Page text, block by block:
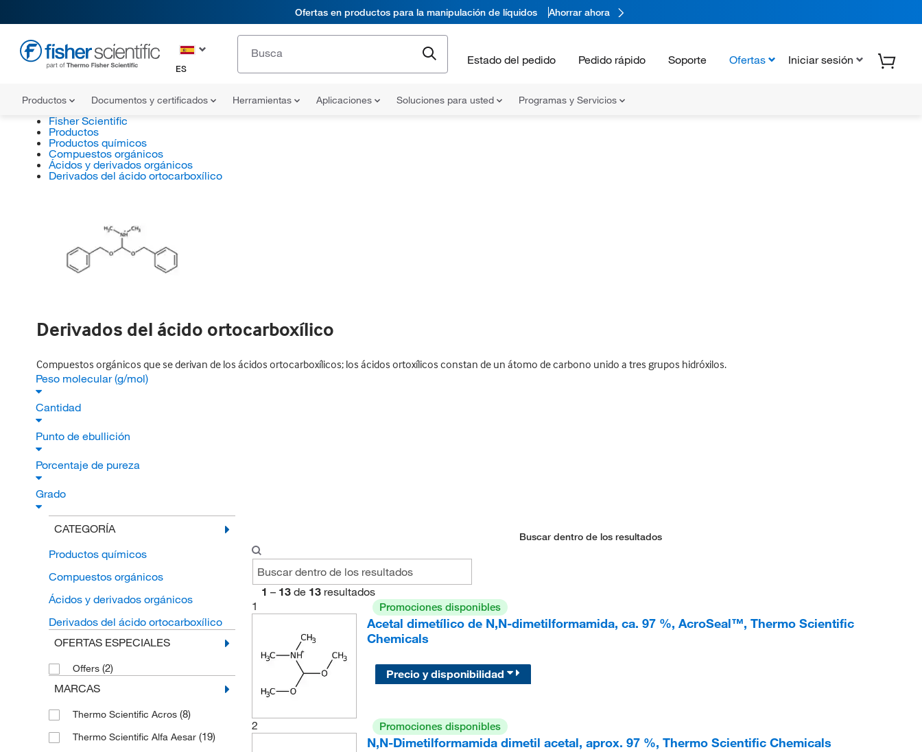
Ofertas en productos para la manipulación de líquidos Ahorrar ahora
ES
Estado del pedido Pedido rápido Soporte Ofertas Iniciar sesión
Productos Documentos y certificados Herramientas Aplicaciones Soluciones para usted Programas y Servicios
Fisher Scientific
Productos
Productos químicos
Compuestos orgánicos
Ácidos y derivados orgánicos
Derivados del ácido ortocarboxílico
Derivados del ácido ortocarboxílico
Compuestos orgánicos que se derivan de los ácidos ortocarboxílicos; los ácidos ortoxílicos constan de un átomo de carbono unido a tres grupos hidróxilos.
Peso molecular (g/mol)
Cantidad
Punto de ebullición
Porcentaje de pureza
Grado
CATEGORÍA
Productos químicos
Compuestos orgánicos
Ácidos y derivados orgánicos
Derivados del ácido ortocarboxílico
OFERTAS ESPECIALES
Offers (2)
MARCAS
Thermo Scientific Acros (8)
Thermo Scientific Alfa Aesar (19)
Buscar dentro de los resultados
1 – 13 de 13 resultados
1
Promociones disponibles
Acetal dimetílico de N,N-dimetilformamida, ca. 97 %, AcroSeal™, Thermo Scientific
Chemicals
Precio y disponibilidad
2 Promociones disponibles
N,N-Dimetilformamida dimetil acetal, aprox. 97 %, Thermo Scientific Chemicals